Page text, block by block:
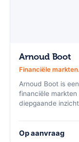
Arnoud Boot
Arnoud Boot is
financiële
diepgaande inzicht
Op aanvraag